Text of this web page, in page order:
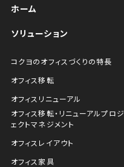
ホーム
ソリューション
コクヨのオフィスづくりの特長
オフィス移転
オフィスリニューアル
オフィス移転・リニューアルプロジ
ェクトマネジメント
オフィスレイアウト
オフィス家具